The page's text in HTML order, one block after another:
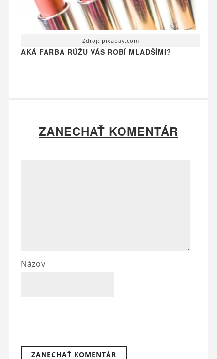
Zdroj: pixabay.com
AKÁ FARBA RÚŽU VÁS ROBÍ MLADŠÍMI?
ZANECHAŤ KOMENTÁR
Názov